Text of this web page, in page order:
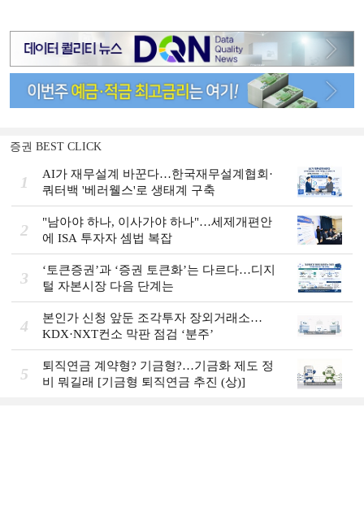
증권 BEST CLICK
1
AI가 재무설계 바꾼다…한국재무설계협회·
쿼터백 '베러웰스'로 생태계 구축
2
"남아야 하나, 이사가야 하나"…세제개편안
에 ISA 투자자 셈법 복잡
3
‘토큰증권’과 ‘증권 토큰화’는 다르다…디지
털 자본시장 다음 단계는
4
본인가 신청 앞둔 조각투자 장외거래소…
KDX·NXT컨소 막판 점검 ‘분주’
5
퇴직연금 계약형? 기금형?…기금화 제도 정
비 뭐길래 [기금형 퇴직연금 추진 (상)]